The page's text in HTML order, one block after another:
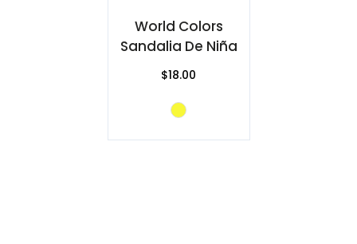
World Colors
Sandalia De Niña
$18.00